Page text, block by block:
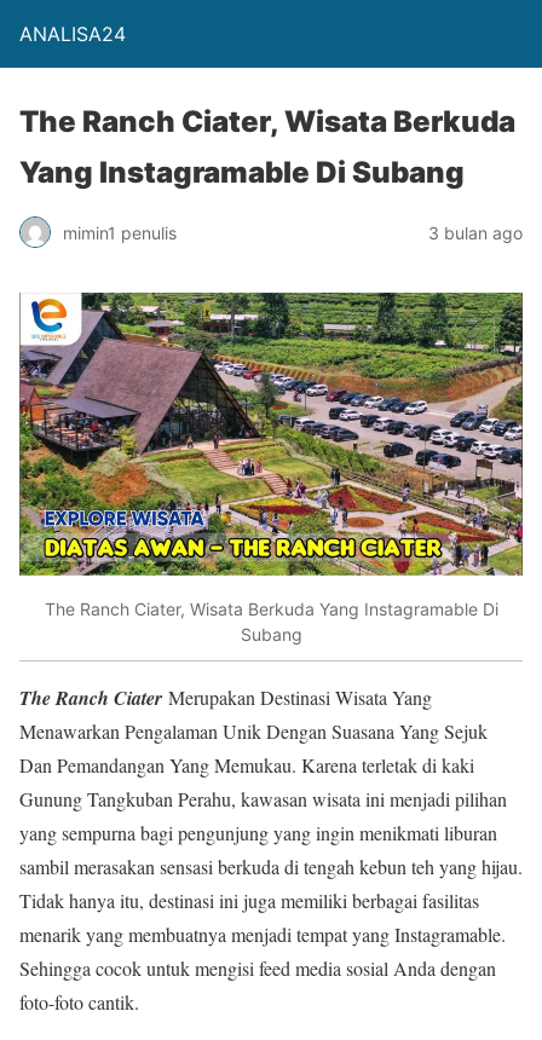
ANALISA24
The Ranch Ciater, Wisata Berkuda
Yang Instagramable Di Subang
mimin1 penulis 3 bulan ago
The Ranch Ciater, Wisata Berkuda Yang Instagramable Di
Subang
The Ranch Ciater Merupakan Destinasi Wisata Yang
Menawarkan Pengalaman Unik Dengan Suasana Yang Sejuk
Dan Pemandangan Yang Memukau. Karena terletak di kaki
Gunung Tangkuban Perahu, kawasan wisata ini menjadi pilihan
yang sempurna bagi pengunjung yang ingin menikmati liburan
sambil merasakan sensasi berkuda di tengah kebun teh yang hijau.
Tidak hanya itu, destinasi ini juga memiliki berbagai fasilitas
menarik yang membuatnya menjadi tempat yang Instagramable.
Sehingga cocok untuk mengisi feed media sosial Anda dengan
foto-foto cantik.